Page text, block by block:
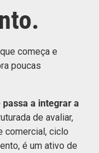
começa e
poucas
a integrar a
de avaliar,
comercial, ciclo
é um ativo de